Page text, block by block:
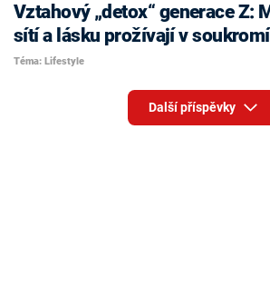
Vztahový „detox“ generace Z:
sítí a lásku prožívají v
Téma: Lifestyle
Další příspěvky